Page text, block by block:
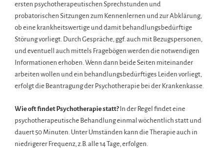
ersten psychotherapeutischen Sprechstunden und
probatorischen Sitzungen zum Kennenlernen und zur Abklärung,
ob eine krankheitswertige und damit behandlungsbedürftige
Störung vorliegt. Durch Gespräche, ggf. auch mit Bezugspersonen,
und eventuell auch mittels Fragebögen werden die notwendigen
Informationen erhoben. Wenn dann beide Seiten miteinander
arbeiten wollen und ein behandlungsbedürftiges Leiden vorliegt,
erfolgt die Beantragung der Psychotherapie bei der Krankenkasse.
Wie oft findet Psychotherapie statt?In der Regel findet eine
psychotherapeutische Behandlung einmal wöchentlich statt und
dauert 50 Minuten. Unter Umständen kann die Therapie auch in
niedrigerer Frequenz, z.B. alle 14 Tage, erfolgen.